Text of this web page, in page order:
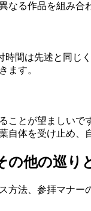
る作品を組み合
間は先述と同
ます。
ことが望ましい
体を受け止め、
の他の巡り
方法、参拝マナ